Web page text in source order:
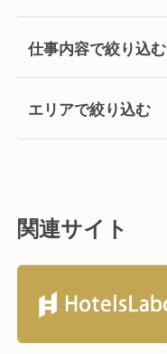
仕事内容で絞り込む
エリアで絞り込む
関連サイト